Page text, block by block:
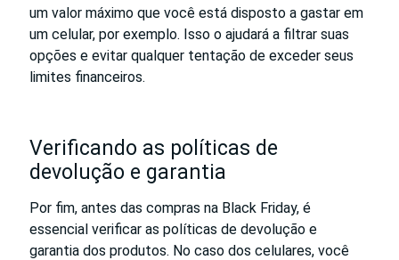
um valor máximo que você está disposto a gastar em
um celular, por exemplo. Isso o ajudará a filtrar suas
opções e evitar qualquer tentação de exceder seus
limites financeiros.
Verificando as políticas de
devolução e garantia
Por fim, antes das compras na Black Friday, é
essencial verificar as políticas de devolução e
garantia dos produtos. No caso dos celulares, você